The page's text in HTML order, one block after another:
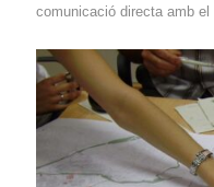
comunicació directa amb el